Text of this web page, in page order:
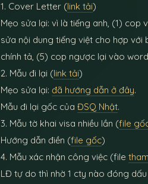
1. Cover Letter (link tải)
Mẹo sửa lại: vì là tiếng anh, (1) cop
sửa nội dung tiếng việt cho hợp
chính tả, (5) cop ngược lại vào
2. Mẫu đi lại (link tải)
Mẹo sửa lại:đã hướng dẫn ở đây.
Mẫu đi lại gốc củaĐSQ Nhật.
3. Mẫu tờ khai visa nhiều lần (file
Hướng dẫn điền (file gốc)
4. Mẫu xác nhận công việc (file
LĐ tự do thì nhờ 1 cty nào đóng